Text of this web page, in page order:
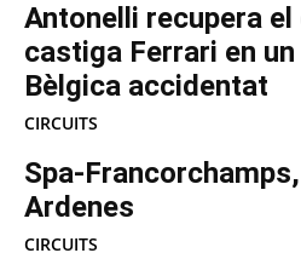
Antonelli recupera
castiga Ferrari en
Bèlgica accidentat
CIRCUITS
Spa-
Ardenes
CIRCUITS